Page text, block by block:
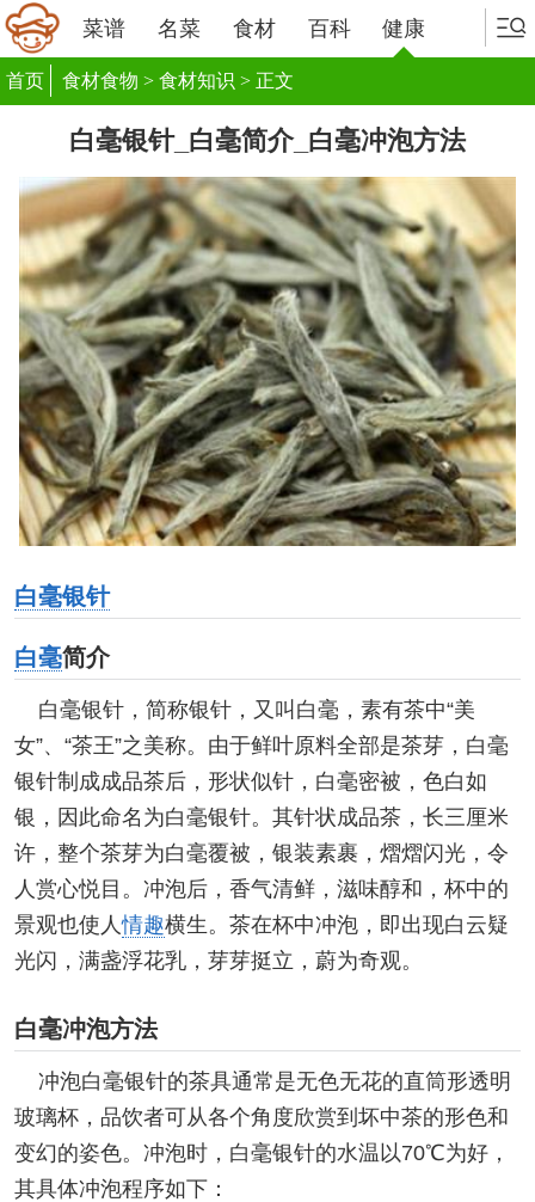
菜谱 名菜 食材 百科 健康
首页 食材食物 > 食材知识 > 正文
白毫银针_白毫简介_白毫冲泡方法
白毫银针
白毫简介
白毫银针，简称银针，又叫白毫，素有茶中“美
女”、“茶王”之美称。由于鲜叶原料全部是茶芽，白毫
银针制成成品茶后，形状似针，白毫密被，色白如
银，因此命名为白毫银针。其针状成品茶，长三厘米
许，整个茶芽为白毫覆被，银装素裹，熠熠闪光，令
人赏心悦目。冲泡后，香气清鲜，滋味醇和，杯中的
景观也使人情趣横生。茶在杯中冲泡，即出现白云疑
光闪，满盏浮花乳，芽芽挺立，蔚为奇观。
白毫冲泡方法
冲泡白毫银针的茶具通常是无色无花的直筒形透明
玻璃杯，品饮者可从各个角度欣赏到坏中茶的形色和
变幻的姿色。冲泡时，白毫银针的水温以70℃为好，
其具体冲泡程序如下：